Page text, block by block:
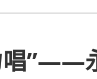
唱”——